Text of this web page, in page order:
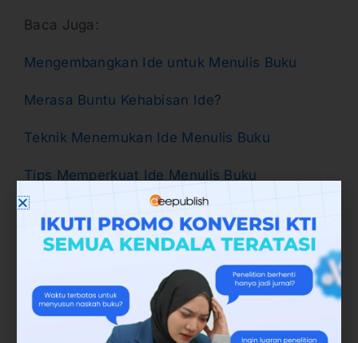
Baca Juga:
Mengembangkan Ide untuk Menulis Buku
Merasa Buntu Kehabisan Ide?
Teknik Menemukan Ide Menulis Buku
Tips Memperkuat Ide Menulis Buku
Menemukan Ide untuk Menulis Buku
Jenis-jenis Karangan Fiksi
Setelah memahami karangan fiksi adalah hal
seperti apa dan bagaimana saja fungsi dari
karangan fiksi, Anda juga harus mengenal apa